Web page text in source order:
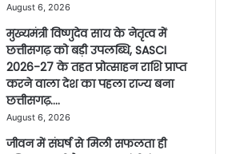
August 6, 2026
मुख्यमंत्री विष्णुदेव साय के नेतृत्व में
छत्तीसगढ़ को बड़ी उपलब्धि, SASCI
2026-27 के तहत प्रोत्साहन राशि प्राप्त
करने वाला देश का पहला राज्य बना
छत्तीसगढ़….
August 6, 2026
जीवन में संघर्ष से मिली सफलता ही